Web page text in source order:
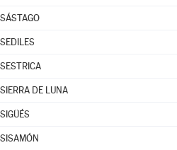
SÁSTAGO
SEDILES
SESTRICA
SIERRA DE LUNA
SIGÜÉS
SISAMÓN